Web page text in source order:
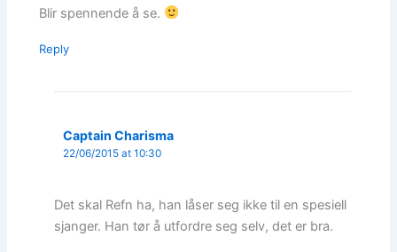
Blir spennende å se.
Reply
Captain Charisma
22/06/2015 at 10:30
Det skal Refn ha, han låser seg ikke til en spesiell
sjanger. Han tør å utfordre seg selv, det er bra.